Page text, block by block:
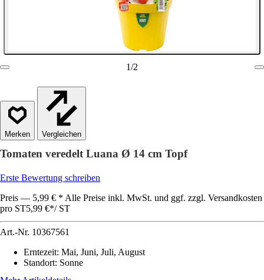
1/2
Vergleichen
Tomaten veredelt Luana Ø 14 cm Topf
Erste Bewertung schreiben
Preis — 5,99 € * Alle Preise inkl. MwSt. und ggf. zzgl. Versandkosten
pro ST5,99 €*/ ST
Art.-Nr. 10367561
Erntezeit: Mai, Juni, Juli, August
Standort: Sonne